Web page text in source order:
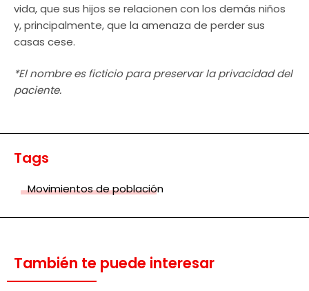
vida, que sus hijos se relacionen con los demás niños
y, principalmente, que la amenaza de perder sus
casas cese.
*El nombre es ficticio para preservar la privacidad del
paciente.
Tags
Movimientos de población
También te puede interesar